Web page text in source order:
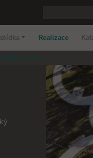
Realizace
Zary